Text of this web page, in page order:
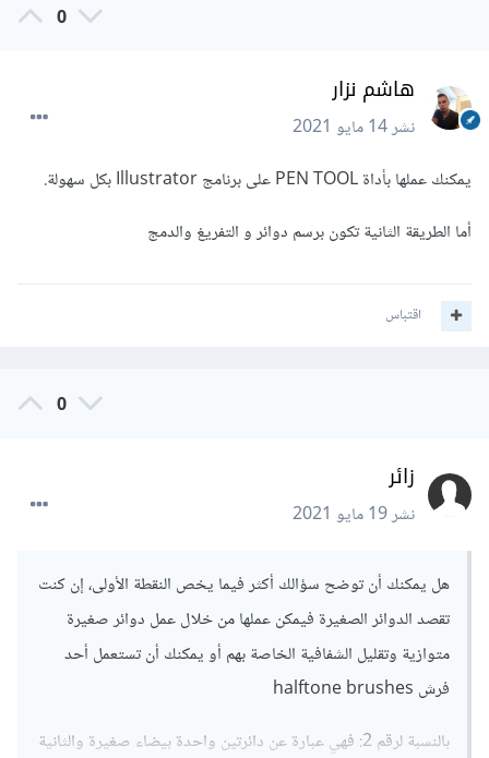
0
هاشم نزار
نشر14 مايو 2021
يمكنك عملها بأداة PEN TOOL على برنامج Illustrator بكل سهولة.
أما الطريقة الثانية تكون برسم دوائر و التفريغ والدمج
اقتباس
0
زائر
نشر19 مايو 2021
هل يمكنك أن توضح سؤالك أكثر فيما يخص النقطة الأولى، إن كنت
تقصد الدوائر الصغيرة فيمكن عملها من خلال عمل دوائر صغيرة
متوازية وتقليل الشفافية الخاصة بهم أو يمكنك أن تستعمل أحد
فرش halftone brushes
بالنسبة لرقم 2: فهي عبارة عن دائرتين واحدة بيضاء صغيرة والثانية